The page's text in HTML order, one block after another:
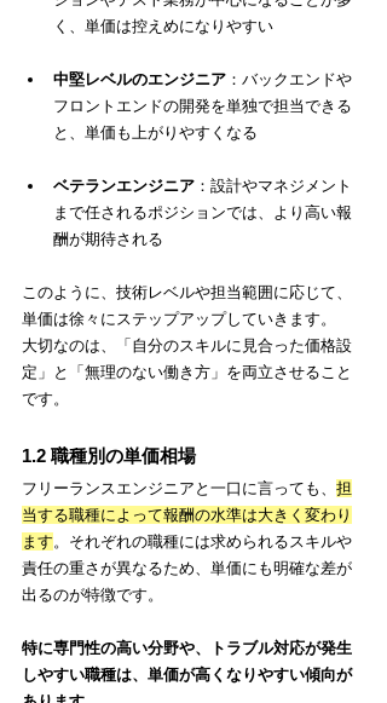
く、単価は控えめになりやすい
中堅レベルのエンジニア ：バックエンドや
フロントエンドの開発を単独で担当できる
と、単価も上がりやすくなる
ベテランエンジニア ：設計やマネジメント
まで任されるポジションでは、より高い報
酬が期待される
このように、技術レベルや担当範囲に応じて、
単価は徐々にステップアップしていきます。
大切なのは、「自分のスキルに見合った価格設
定」と「無理のない働き方」を両立させること
です。
1.2 職種別の単価相場
フリーランスエンジニアと一口に言っても、 担
当する職種によって報酬の水準は大きく変わり
ます 。それぞれの職種には求められるスキルや
責任の重さが異なるため、単価にも明確な差が
出るのが特徴です。
特に専門性の高い分野や、トラブル対応が発生
しやすい職種は、単価が高くなりやすい傾向が